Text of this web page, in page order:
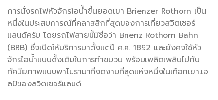
การนั่งรถไฟหัวจักรไอน้ำขึ้นยอดเขา Brienzer Rothorn เป็น
หนึ่งในประสบการณ์ที่คลาสสิกที่สุดของการเที่ยวสวิตเซอร์
แลนด์ครับ โดยรถไฟสายนี้มีชื่อว่า Brienz Rothorn Bahn
(BRB) ซึ่งเปิดให้บริการมาตั้งแต่ปี ค.ศ. 1892 และยังคงใช้หัว
จักรไอน้ำแบบดั้งเดิมในการทำขบวน พร้อมเพลิดเพลินไปกับ
ทัศนียภาพแบบพาโนรามาที่งดงามที่สุดแห่งหนึ่งในเทือกเขาแอ
ลป์ของสวิตเซอร์แลนด์